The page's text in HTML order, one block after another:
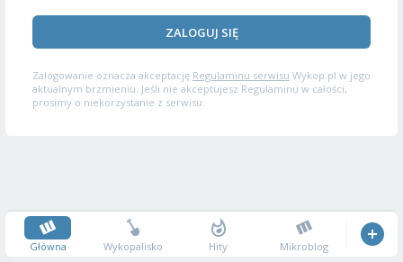
ZALOGUJ SIĘ
Zalogowanie oznacza akceptację Regulaminu serwisu Wykop.pl w jego
aktualnym brzmieniu. Jeśli nie akceptujesz Regulaminu w całości,
prosimy o niekorzystanie z serwisu.
Główna Wykopalisko Hity Mikroblog